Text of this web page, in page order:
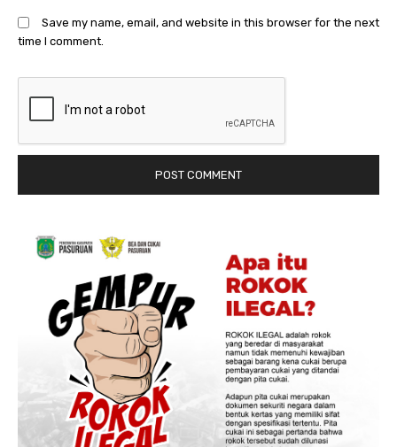
Save my name, email, and website in this browser for the next
time I comment.